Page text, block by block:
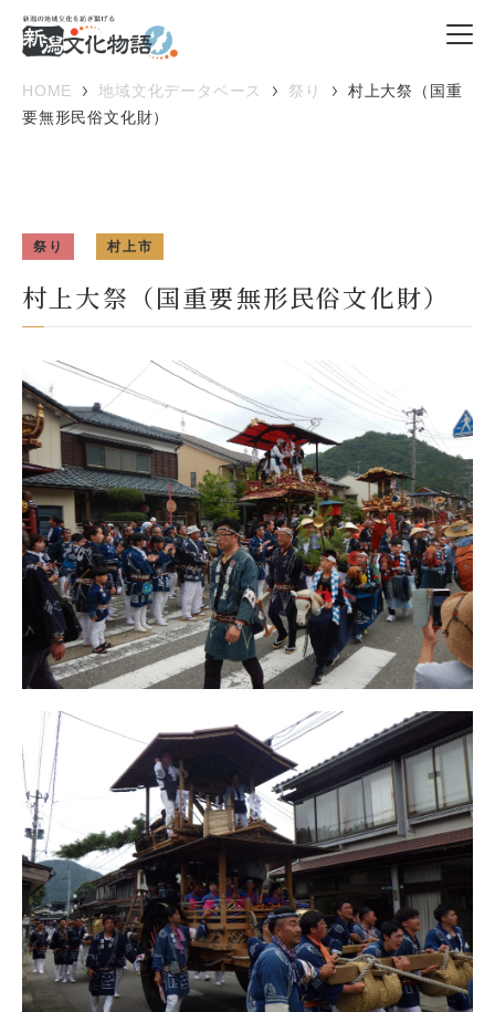
HOME 地域文化データベース 祭り
村上大祭（国重
要無形民俗文化財）
祭り 村上市
村上大祭（国重要無形民俗文化財）